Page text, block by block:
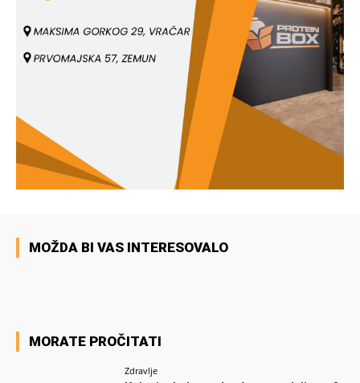
MOŽDA BI VAS INTERESOVALO
MORATE PROČITATI
Zdravlje